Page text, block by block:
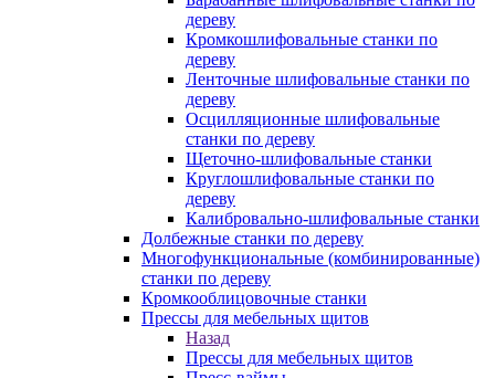
дереву
Кромкошлифовальные станки по
дереву
Ленточные шлифовальные станки по
дереву
Осцилляционные шлифовальные
станки по дереву
Щеточно-шлифовальные станки
Круглошлифовальные станки по
дереву
Калибровально-шлифовальные станки
Долбежные станки по дереву
Многофункциональные (комбинированные)
станки по дереву
Кромкооблицовочные станки
Прессы для мебельных щитов
Назад
Прессы для мебельных щитов